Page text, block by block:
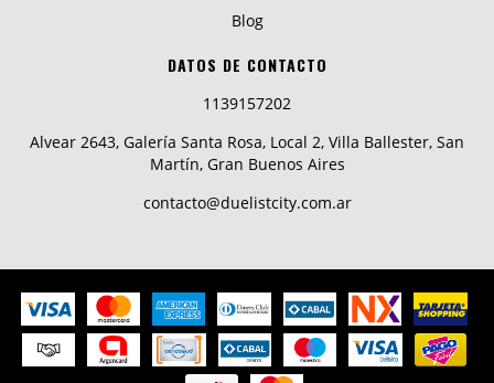
Blog
DATOS DE CONTACTO
1139157202
Alvear 2643, Galería Santa Rosa, Local 2, Villa Ballester, San
Martín, Gran Buenos Aires
contacto@duelistcity.com.ar